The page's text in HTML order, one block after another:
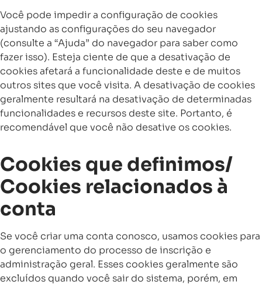
Você pode impedir a configuração de cookies
ajustando as configurações do seu navegador
(consulte a “Ajuda” do navegador para saber como
fazer isso). Esteja ciente de que a desativação de
cookies afetará a funcionalidade deste e de muitos
outros sites que você visita. A desativação de cookies
geralmente resultará na desativação de determinadas
funcionalidades e recursos deste site. Portanto, é
recomendável que você não desative os cookies.
Cookies que definimos/
Cookies relacionados à
conta
Se você criar uma conta conosco, usamos cookies para
o gerenciamento do processo de inscrição e
administração geral. Esses cookies geralmente são
excluídos quando você sair do sistema, porém, em